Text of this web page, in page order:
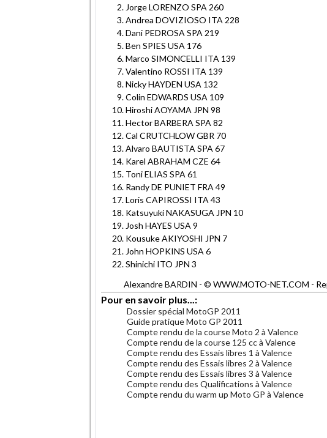
Jorge LORENZO SPA 260
Andrea DOVIZIOSO ITA 228
Dani PEDROSA SPA 219
Ben SPIES USA 176
Marco SIMONCELLI ITA 139
Valentino ROSSI ITA 139
Nicky HAYDEN USA 132
Colin EDWARDS USA 109
Hiroshi AOYAMA JPN 98
Hector BARBERA SPA 82
Cal CRUTCHLOW GBR 70
Alvaro BAUTISTA SPA 67
Karel ABRAHAM CZE 64
Toni ELIAS SPA 61
Randy DE PUNIET FRA 49
Loris CAPIROSSI ITA 43
Katsuyuki NAKASUGA JPN 10
Josh HAYES USA 9
Kousuke AKIYOSHI JPN 7
John HOPKINS USA 6
Shinichi ITO JPN 3
Alexandre BARDIN - © WWW.MOTO-NET.COM -
Pour en savoir plus...:
Dossier spécial MotoGP 2011
Guide pratique Moto GP 2011
Compte rendu de la course Moto 2 à Valence
Compte rendu de la course 125 cc à Valence
Compte rendu des Essais libres 1 à Valence
Compte rendu des Essais libres 2 à Valence
Compte rendu des Essais libres 3 à Valence
Compte rendu des Qualifications à Valence
Compte rendu du warm up Moto GP à Valence